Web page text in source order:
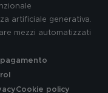
artificiale generativa.
mezzi automatizzati
Cookie policy